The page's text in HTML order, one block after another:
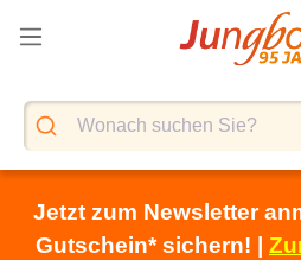
springen
Jetzt zum Newsletter
Gutschein* sichern! |